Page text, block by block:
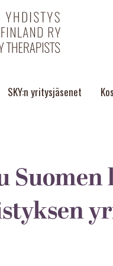
SKY:n yritysjäsenet
Suomen